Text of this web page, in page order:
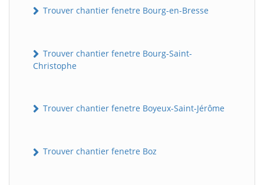
Trouver chantier fenetre Bourg-en-Bresse
Trouver chantier fenetre Bourg-Saint-
Christophe
Trouver chantier fenetre Boyeux-Saint-Jérôme
Trouver chantier fenetre Boz